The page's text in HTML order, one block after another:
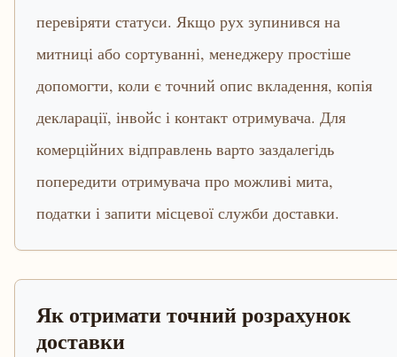
перевіряти статуси. Якщо рух зупинився на
митниці або сортуванні, менеджеру простіше
допомогти, коли є точний опис вкладення, копія
декларації, інвойс і контакт отримувача. Для
комерційних відправлень варто заздалегідь
попередити отримувача про можливі мита,
податки і запити місцевої служби доставки.
Як отримати точний розрахунок
доставки